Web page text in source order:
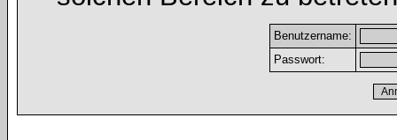
Benutzername:
Passwort: